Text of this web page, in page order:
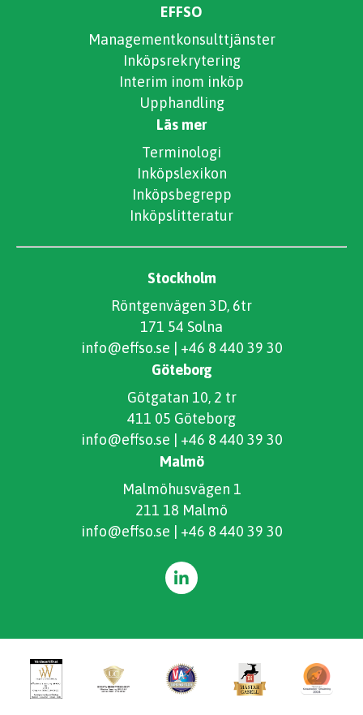
EFFSO
Managementkonsulttjänster
Inköpsrekrytering
Interim inom inköp
Upphandling
Läs mer
Terminologi
Inköpslexikon
Inköpsbegrepp
Inköpslitteratur
Stockholm
Röntgenvägen 3D, 6tr
171 54 Solna
info@effso.se
+46 8 440 39 30
Göteborg
Götgatan 10, 2 tr
411 05 Göteborg
info@effso.se
+46 8 440 39 30
Malmö
Malmöhusvägen 1
211 18 Malmö
info@effso.se
+46 8 440 39 30